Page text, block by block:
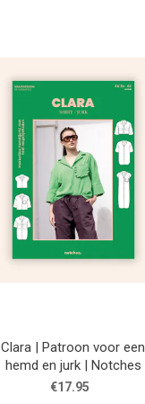
Clara | Patroon voor een
hemd en jurk | Notches
€17.95